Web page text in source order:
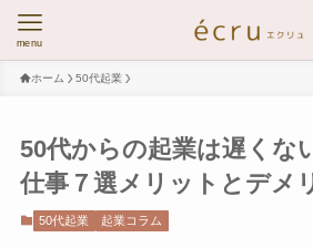
menu
ホーム 50代起業
50代からの起業は遅くな
仕事７選メリットとデメ
50代起業 起業コラム